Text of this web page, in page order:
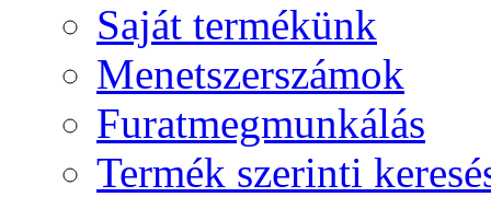
Saját termékünk
Menetszerszámok
Furatmegmunkálás
Termék szerinti